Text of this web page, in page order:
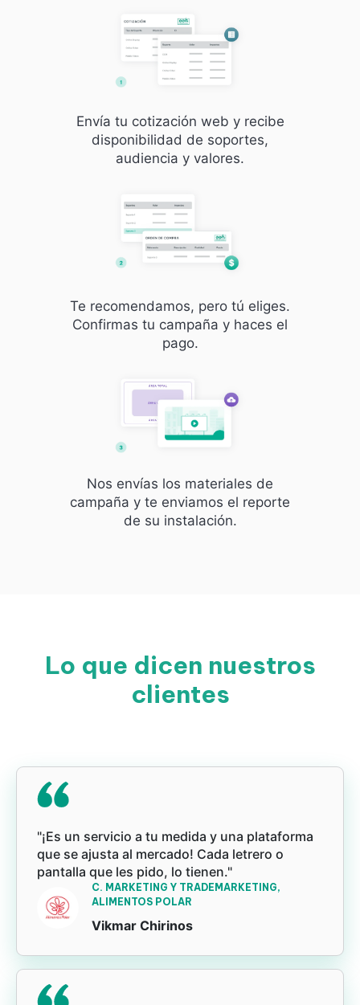
Envía tu cotización web y recibe
disponibilidad de soportes,
audiencia y valores.
Te recomendamos, pero tú eliges.
Confirmas tu campaña y haces el
pago.
Nos envías los materiales de
campaña y te enviamos el reporte
de su instalación.
Lo que dicen nuestros
clientes
"¡Es un servicio a tu medida y una plataforma
que se ajusta al mercado! Cada letrero o
pantalla que les pido, lo tienen."
C. MARKETING Y TRADEMARKETING,
ALIMENTOS POLAR
Vikmar Chirinos